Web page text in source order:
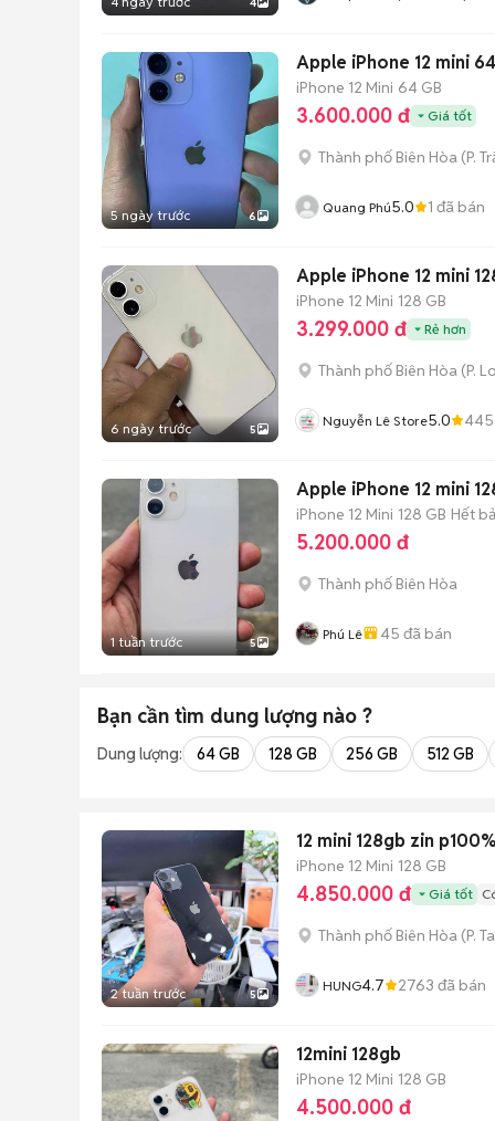
5 ngày trước 6
Apple iPhone 12 mini
iPhone 12 Mini 64 GB
3.600.000 đ Giá tốt
Thành phố Biên Hòa (P.
Quang Phú5.0 1 đã bán
6 ngày trước 5
Apple iPhone 12 mini
iPhone 12 Mini 128 GB
3.299.000 đ Rẻ hơn
Thành phố Biên Hòa (P.
Nguyễn Lê Store5.0 445
1 tuần trước 5
Apple iPhone 12 mini
iPhone 12 Mini 128 GB Hết
5.200.000 đ
Thành phố Biên Hòa
Phú Lê 45 đã bán
Bạn cần tìm dung lượng nào ?
Dung lượng: 64 GB 128 GB 256 GB 512 GB
2 tuần trước 5
12 mini 128gb zin
iPhone 12 Mini 128 GB
4.850.000 đ Giá tốt
Thành phố Biên Hòa (P.
HUNG4.7 2763 đã bán
12mini 128gb
iPhone 12 Mini 128 GB
4.500.000 đ